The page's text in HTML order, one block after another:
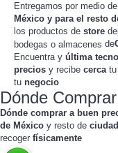
Entregamos por medio
México y para el resto
los productos de store
bodegas o almacenes de
Encuentra y última
precios y recibe cerca tu
tu negocio
Dónde Comprar
Dónde comprar a buen
de México y resto de
recoger físicamente